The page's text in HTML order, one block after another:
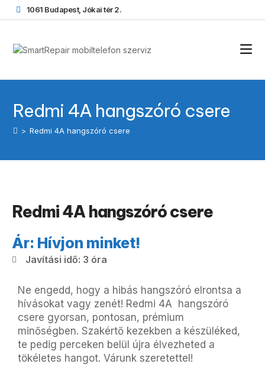
1061 Budapest, Jókai tér 2.
Redmi 4A hangszóró csere
> Redmi 4A hangszóró csere
Redmi 4A hangszóró csere
Ár: Hívjon minket!
Javítási idő: 3 óra
Ne engedd, hogy a hibás hangszóró elrontsa a
hívásokat vagy zenét! Redmi 4A hangszóró
csere gyorsan, pontosan, prémium
minőségben. Szakértő kezekben a készüléked,
te pedig perceken belül újra élvezheted a
tökéletes hangot. Várunk szeretettel!